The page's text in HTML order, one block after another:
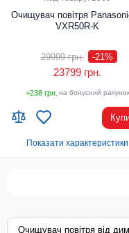
Очищувач повітря
VXR50R-K
23799 грн.
29999 грн. -21%
+238 грн. на бонусний рахунок
Bluetooth:
Показати характеристики
Очищувач повітря від